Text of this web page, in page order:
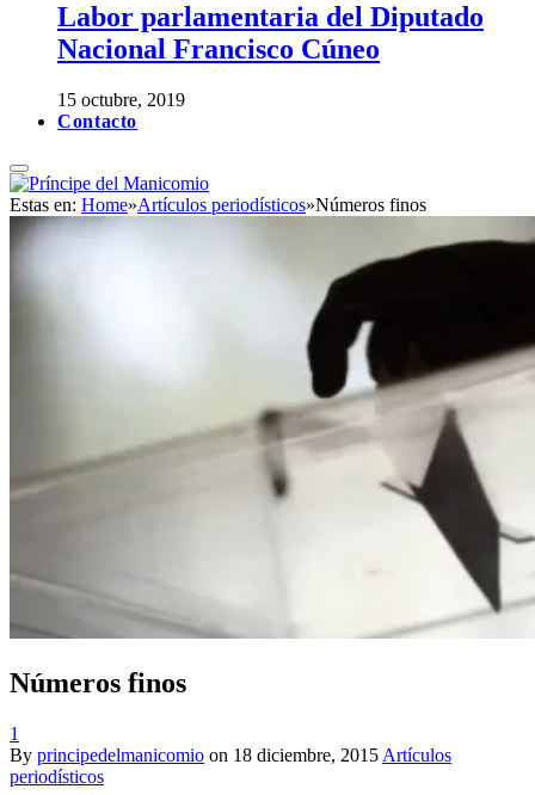
Labor parlamentaria del Diputado
Nacional Francisco Cúneo
15 octubre, 2019
Contacto
Estas en: Home»Artículos periodísticos»Números finos
Números finos
1
By principedelmanicomio on 18 diciembre, 2015 Artículos
periodísticos